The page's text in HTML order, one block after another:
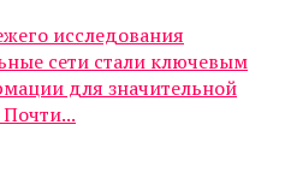
исследования
сети стали ключевым
для значительной